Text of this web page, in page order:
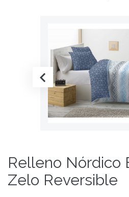
Relleno Nórdico
Zelo Reversible